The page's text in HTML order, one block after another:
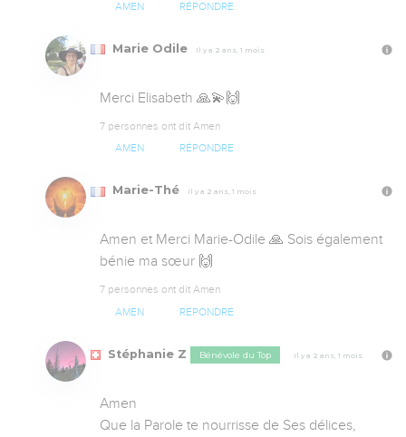
AMEN RÉPONDRE
Marie Odile Il y a 2 ans, 1 mois
Merci Elisabeth 🙏💫🙌
7 personnes ont dit Amen
AMEN RÉPONDRE
Marie-Thé Il y a 2 ans, 1 mois
Amen et Merci Marie-Odile 🙏 Sois également
bénie ma sœur 🙌
7 personnes ont dit Amen
AMEN RÉPONDRE
Stéphanie Z Bénévole du Top Il y a 2 ans, 1 mois
Amen
Que la Parole te nourrisse de Ses délices,